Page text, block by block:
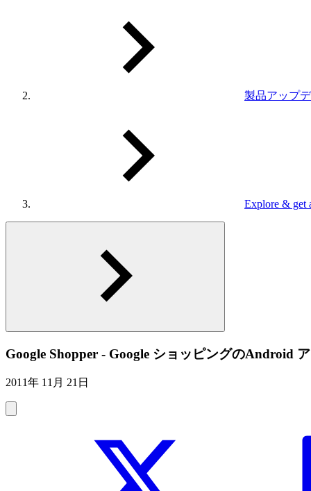
製品アップ
Explore & get
Google Shopper - Google ショッピングのAndroid
2011年 11月 21日